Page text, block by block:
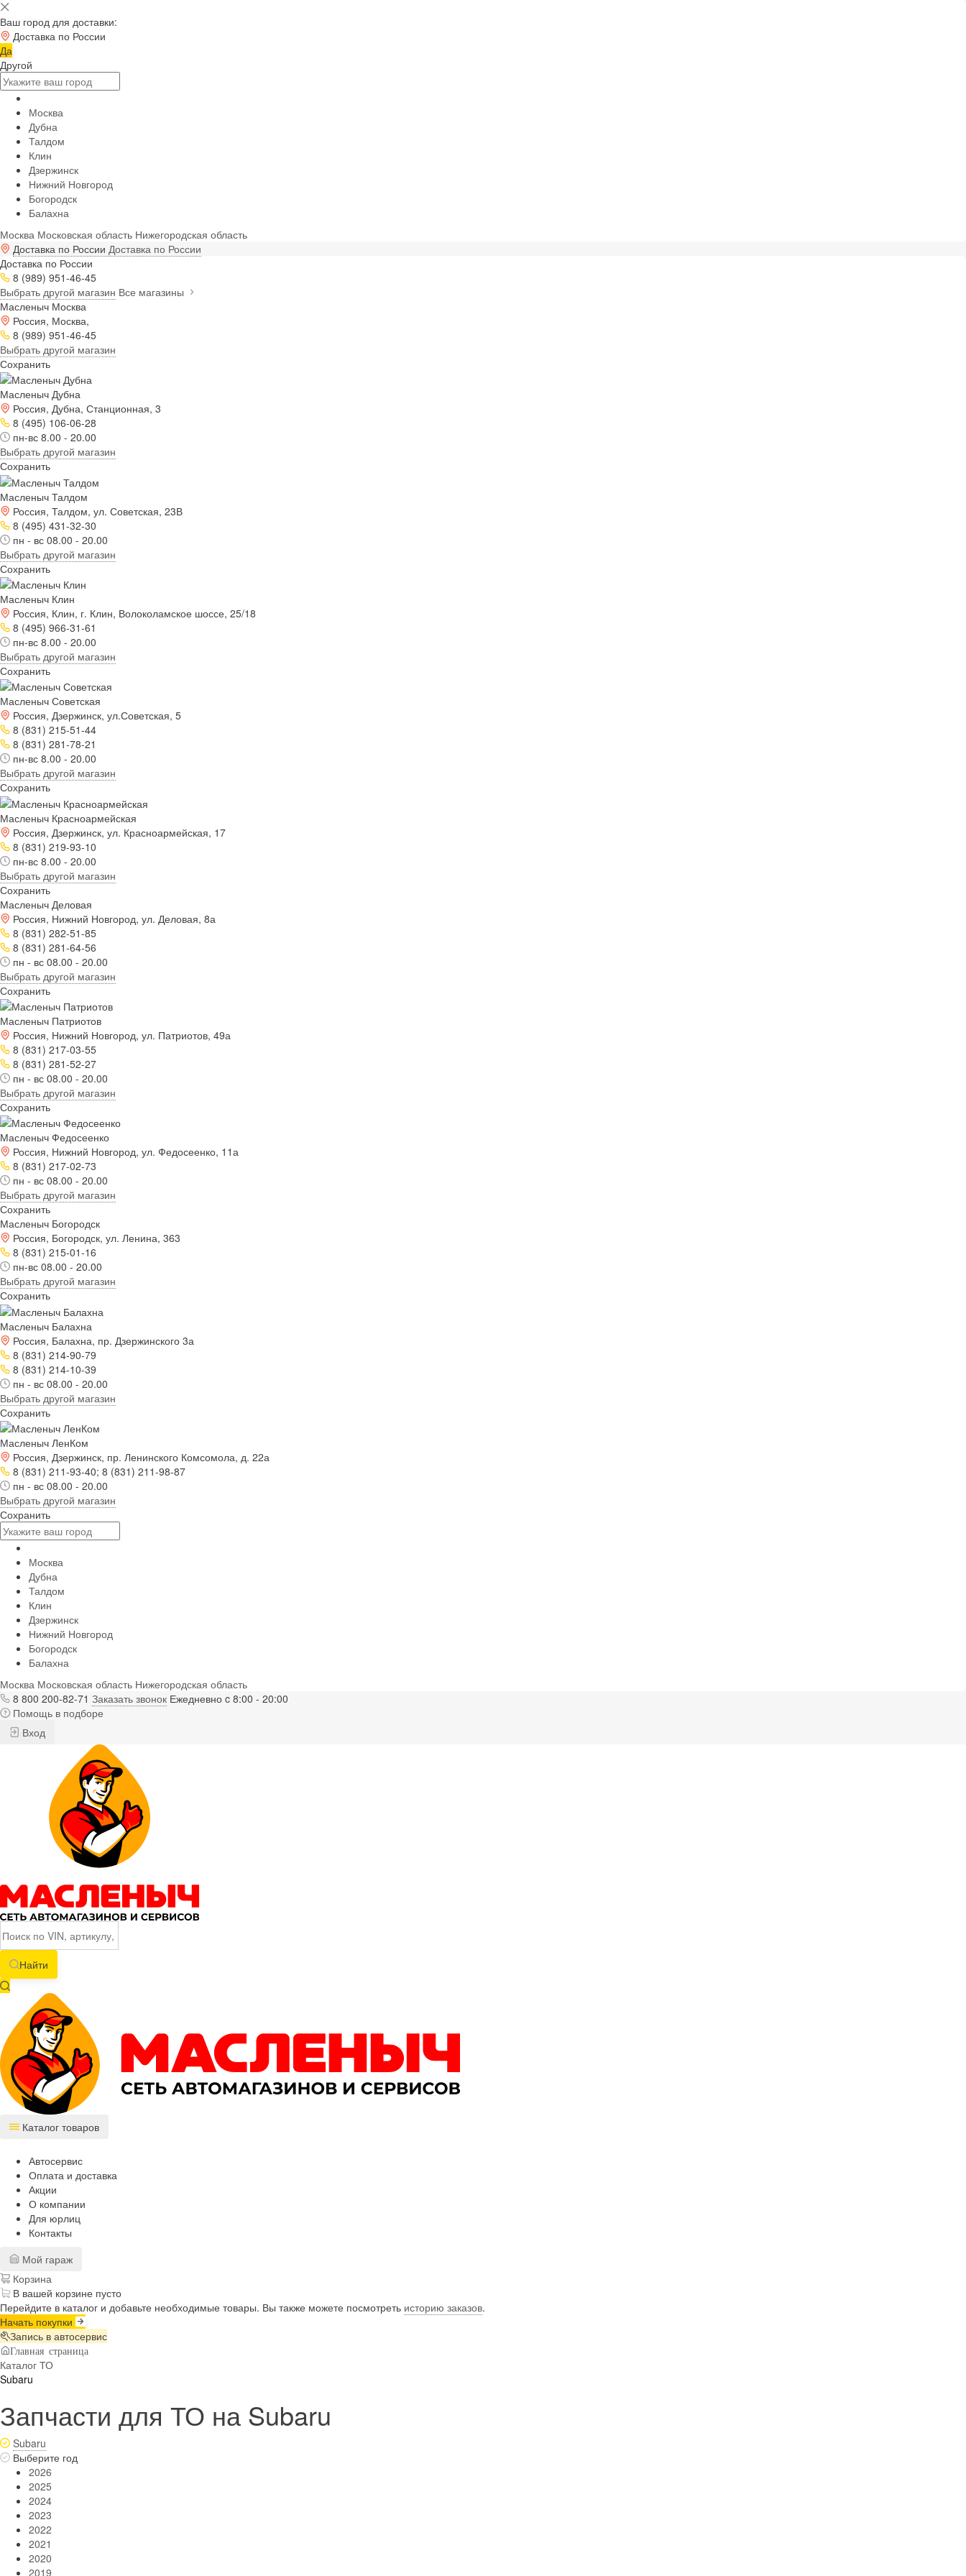
Ваш город для доставки:
Доставка по России
Да
Другой
Москва
Дубна
Талдом
Клин
Дзержинск
Нижний Новгород
Богородск
Балахна
Москва Московская область Нижегородская область
Доставка по России Доставка по России
Доставка по России
8 (989) 951-46-45
Выбрать другой магазин Все магазины
Масленыч Москва
Россия, Москва,
8 (989) 951-46-45
Выбрать другой магазин
Сохранить
Масленыч Дубна
Россия, Дубна, Станционная, 3
8 (495) 106-06-28
пн-вс 8.00 - 20.00
Выбрать другой магазин
Сохранить
Масленыч Талдом
Россия, Талдом, ул. Советская, 23В
8 (495) 431-32-30
пн - вс 08.00 - 20.00
Выбрать другой магазин
Сохранить
Масленыч Клин
Россия, Клин, г. Клин, Волоколамское шоссе, 25/18
8 (495) 966-31-61
пн-вс 8.00 - 20.00
Выбрать другой магазин
Сохранить
Масленыч Советская
Россия, Дзержинск, ул.Советская, 5
8 (831) 215-51-44
8 (831) 281-78-21
пн-вс 8.00 - 20.00
Выбрать другой магазин
Сохранить
Масленыч Красноармейская
Россия, Дзержинск, ул. Красноармейская, 17
8 (831) 219-93-10
пн-вс 8.00 - 20.00
Выбрать другой магазин
Сохранить
Масленыч Деловая
Россия, Нижний Новгород, ул. Деловая, 8а
8 (831) 282-51-85
8 (831) 281-64-56
пн - вс 08.00 - 20.00
Выбрать другой магазин
Сохранить
Масленыч Патриотов
Россия, Нижний Новгород, ул. Патриотов, 49а
8 (831) 217-03-55
8 (831) 281-52-27
пн - вс 08.00 - 20.00
Выбрать другой магазин
Сохранить
Масленыч Федосеенко
Россия, Нижний Новгород, ул. Федосеенко, 11а
8 (831) 217-02-73
пн - вс 08.00 - 20.00
Выбрать другой магазин
Сохранить
Масленыч Богородск
Россия, Богородск, ул. Ленина, 363
8 (831) 215-01-16
пн-вс 08.00 - 20.00
Выбрать другой магазин
Сохранить
Масленыч Балахна
Россия, Балахна, пр. Дзержинского 3а
8 (831) 214-90-79
8 (831) 214-10-39
пн - вс 08.00 - 20.00
Выбрать другой магазин
Сохранить
Масленыч ЛенКом
Россия, Дзержинск, пр. Ленинского Комсомола, д. 22а
8 (831) 211-93-40; 8 (831) 211-98-87
пн - вс 08.00 - 20.00
Выбрать другой магазин
Сохранить
Москва
Дубна
Талдом
Клин
Дзержинск
Нижний Новгород
Богородск
Балахна
Москва Московская область Нижегородская область
8 800 200-82-71 Заказать звонок Ежедневно c 8:00 - 20:00
Помощь в подборе
Вход
Найти
Каталог товаров
Автосервис
Оплата и доставка
Акции
О компании
Для юрлиц
Контакты
Мой гараж
Корзина
В вашей корзине пусто
Перейдите в каталог и добавьте необходимые товары. Вы также можете посмотреть историю заказов.
Начать покупки
Запись в автосервис
Главная страница
Каталог ТО
Subaru
Запчасти для ТО на Subaru
Subaru
Выберите год
2026
2025
2024
2023
2022
2021
2020
2019